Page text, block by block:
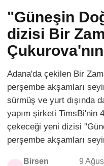
"Güneşin
dizisi Bir
Adana'da çekilen Bir
perşembe akşamları
sürmüş ve yurt dışında
yapım şirketi TimsBi'nin
çekeceği yeni dizisi
perşembe akşamları
Birsen
9